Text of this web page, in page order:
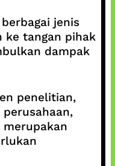
jenis
ke tangan pihak
dampak
penelitian,